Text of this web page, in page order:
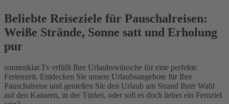
Beliebte Reiseziele für Pauschalreisen:
Weiße Strände, Sonne satt und Erholung
pur
sonnenklar.Tv erfüllt Ihre Urlaubswünsche für eine perfekte
Ferienzeit. Entdecken Sie unsere Urlaubsangebote für Ihre
Pauschalreise und genießen Sie den Urlaub am Strand Ihrer Wahl
auf den Kanaren, in der Türkei, oder soll es doch lieber ein Fernziel